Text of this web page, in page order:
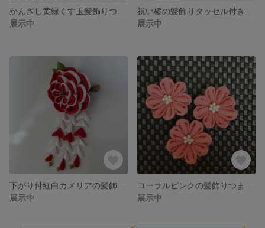
展示中
展示中
展示中
展示中